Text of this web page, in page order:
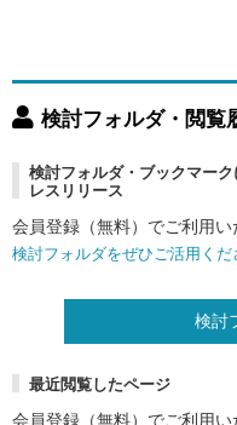
検討フォルダ・閲覧
検討フォルダ・ブックマー
レスリリース
会員登録（無料）でご利用い
検討フォルダをぜひご活用くだ
検討
最近閲覧したページ
会員登録（無料）でご利用い